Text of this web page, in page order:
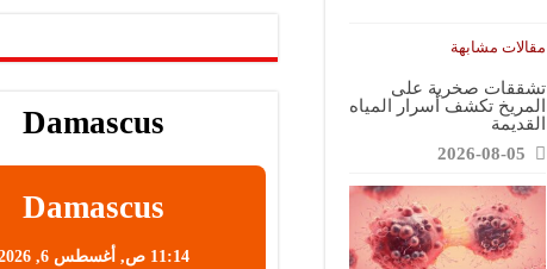
مقالات مشابهة
تشققات صخرية على
المريخ تكشف أسرار المياه
القديمة
2026-08-05
Damascus
Damascus
11:14 ص, أغسطس 6, 2026